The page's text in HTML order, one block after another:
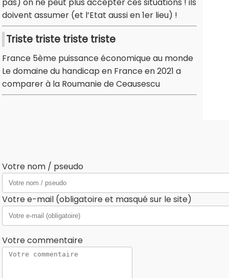
doivent assumer (et l’Etat aussi en 1er lieu) !
Triste triste triste triste
France 5ème puissance économique au monde
Le domaine du handicap en France en 2021 a
comparer à la Roumanie de Ceausescu
Votre nom / pseudo
Votre e-mail (obligatoire et masqué sur le site)
Votre commentaire